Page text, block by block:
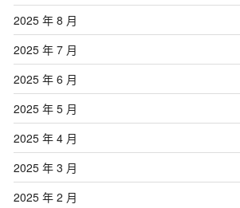
2025 年 8 月
2025 年 7 月
2025 年 6 月
2025 年 5 月
2025 年 4 月
2025 年 3 月
2025 年 2 月